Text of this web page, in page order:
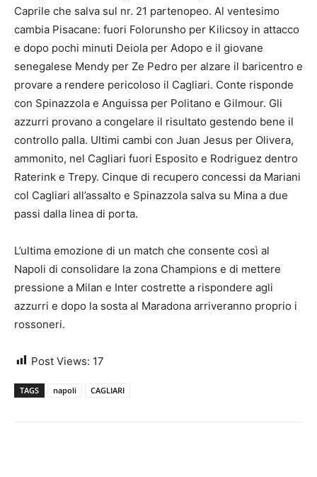
Caprile che salva sul nr. 21 partenopeo. Al ventesimo
cambia Pisacane: fuori Folorunsho per Kilicsoy in attacco
e dopo pochi minuti Deiola per Adopo e il giovane
senegalese Mendy per Ze Pedro per alzare il baricentro e
provare a rendere pericoloso il Cagliari. Conte risponde
con Spinazzola e Anguissa per Politano e Gilmour. Gli
azzurri provano a congelare il risultato gestendo bene il
controllo palla. Ultimi cambi con Juan Jesus per Olivera,
ammonito, nel Cagliari fuori Esposito e Rodriguez dentro
Raterink e Trepy. Cinque di recupero concessi da Mariani
col Cagliari all’assalto e Spinazzola salva su Mina a due
passi dalla linea di porta.
L’ultima emozione di un match che consente così al
Napoli di consolidare la zona Champions e di mettere
pressione a Milan e Inter costrette a rispondere agli
azzurri e dopo la sosta al Maradona arriveranno proprio i
rossoneri.
Post Views: 17
TAGS napoli CAGLIARI